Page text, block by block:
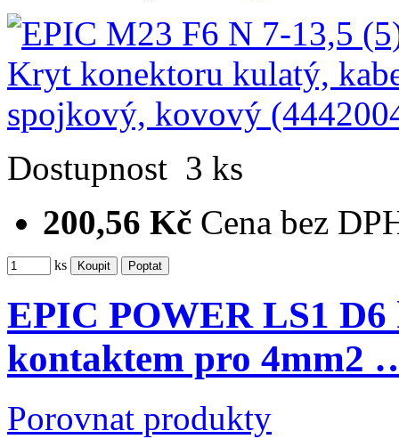
Dostupnost 3 ks
200,56 Kč Cena bez
ks
EPIC POWER LS1 D6
kontaktem pro 4mm2
Porovnat produkty